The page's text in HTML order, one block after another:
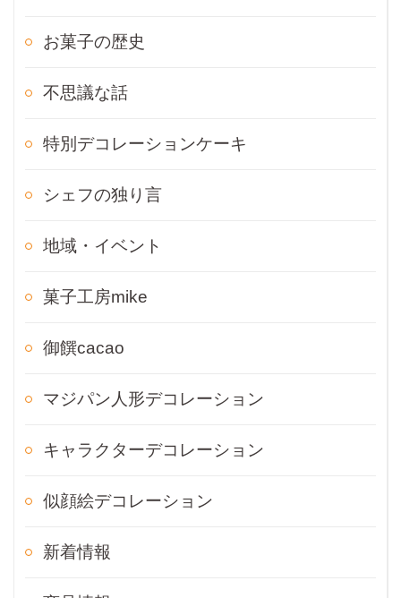
お菓子の歴史
不思議な話
特別デコレーションケーキ
シェフの独り言
地域・イベント
菓子工房mike
御饌cacao
マジパン人形デコレーション
キャラクターデコレーション
似顔絵デコレーション
新着情報